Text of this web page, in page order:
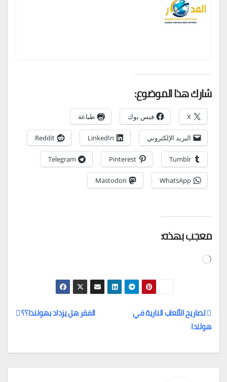
شارك هذا الموضوع:
X فيس بوك طباعة
البريد الإلكتروني LinkedIn
Reddit
Tumblr
Pinterest
Telegram
WhatsApp
Mastodon
معجب بهذه:
جاري
تصفّح
المقالات
الفقر هل يزداد بهولندا؟؟
تصاريح الألعاب النارية في
هولندا